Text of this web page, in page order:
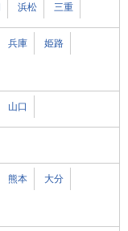
浜松 三重
兵庫 姫路
山口
熊本 大分